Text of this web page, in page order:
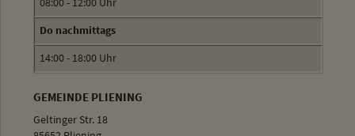
08:00 - 12:00 Uhr
Do nachmittags
14:00 - 18:00 Uhr
GEMEINDE PLIENING
Geltinger Str. 18